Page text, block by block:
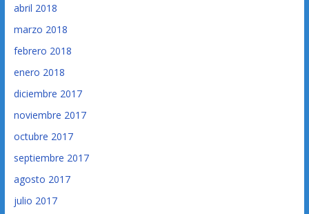
abril 2018
marzo 2018
febrero 2018
enero 2018
diciembre 2017
noviembre 2017
octubre 2017
septiembre 2017
agosto 2017
julio 2017